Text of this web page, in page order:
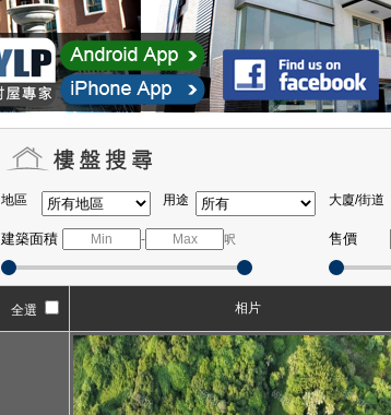
地區 用途 大廈/街道
建築面積 - 呎 售價
全選 相片